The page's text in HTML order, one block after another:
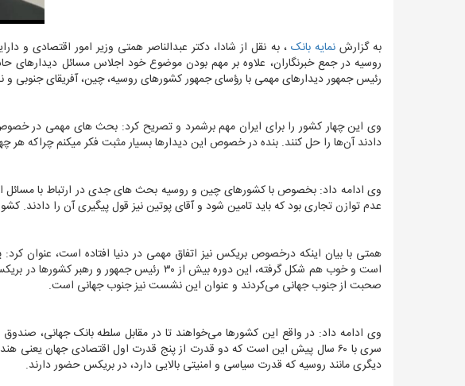
به گزارشنمایه بانک ، به نقل از شادا، دکتر عبدالناصر همتی وزیر امور اقتصادی و
روسیه در جمع خبرنگاران، علاوه بر مهم بودن موضوع خود اجلاس مسائل دیدارهای
رئیس جمهور دیدارهای مهمی با رؤسای جمهور کشورهای روسیه، چین، آفریقای جنوبی
وی این چهار کشور را برای ایران مهم برشمرد و تصریح کرد: بحث های مهمی در
دادند آن‌ها را حل کنند. بنده در خصوص این دیدارها بسیار مثبت فکر میکنم چراکه هر
وی ادامه داد: بخصوص با کشورهای چین و روسیه بحث های جدی در ارتباط با مسائل
عدم توازن تجاری بود که باید تامین شود و آقای پوتین نیز قول پیگیری آن را دادند.
است و خوب هم شکل گرفته، این دوره بیش از ۳۰
صحبت از جنوب جهانی می‌کردند و عنوان این نشست نیز جنوب جهانی است.
وی ادامه داد: در واقع این کشورها می‌خواهند تا در مقابل سلطه بانک جهانی،
سری با ۶۰ سال پیش این است که دو قدرت از پنج قدرت اول اقتصادی جهان
دیگری مانند روسیه که قدرت سیاسی و امنیتی بالایی دارد، در بریکس حضور دارند.